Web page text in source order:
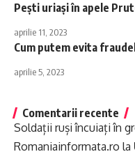
Pești uriași în apele
aprilie 11, 2023
Cum putem evita
aprilie 5, 2023
Comentarii recente
Soldații ruși încuiați în
Romaniainformata.ro la